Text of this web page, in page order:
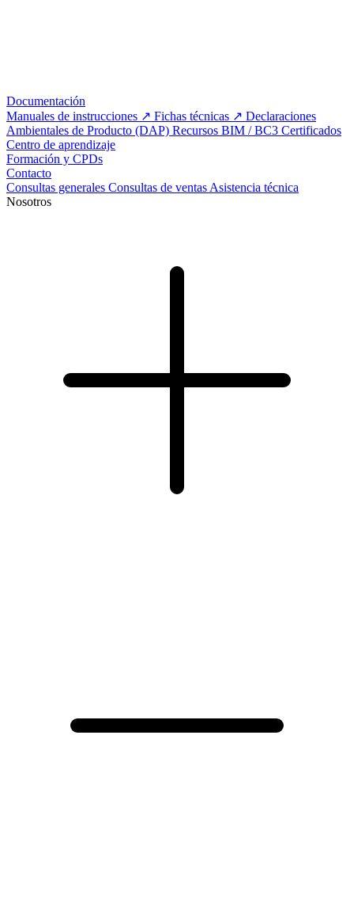
Documentación
Manuales de instrucciones
Fichas técnicas
Declaraciones
Ambientales de Producto (DAP) Recursos BIM / BC3 Certificados
Centro de aprendizaje
Formación y CPDs
Contacto
Consultas generales Consultas de ventas Asistencia técnica
Nosotros